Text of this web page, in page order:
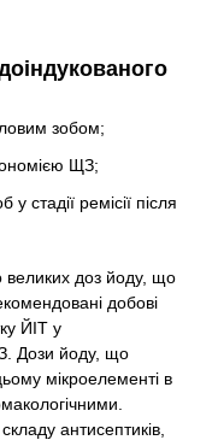
зобом;
ЩЗ;
стадії ремісії після
великих доз йоду, що
добові
ЙІТ у
Дози йоду, що
мікроелементі в
антисептиків,